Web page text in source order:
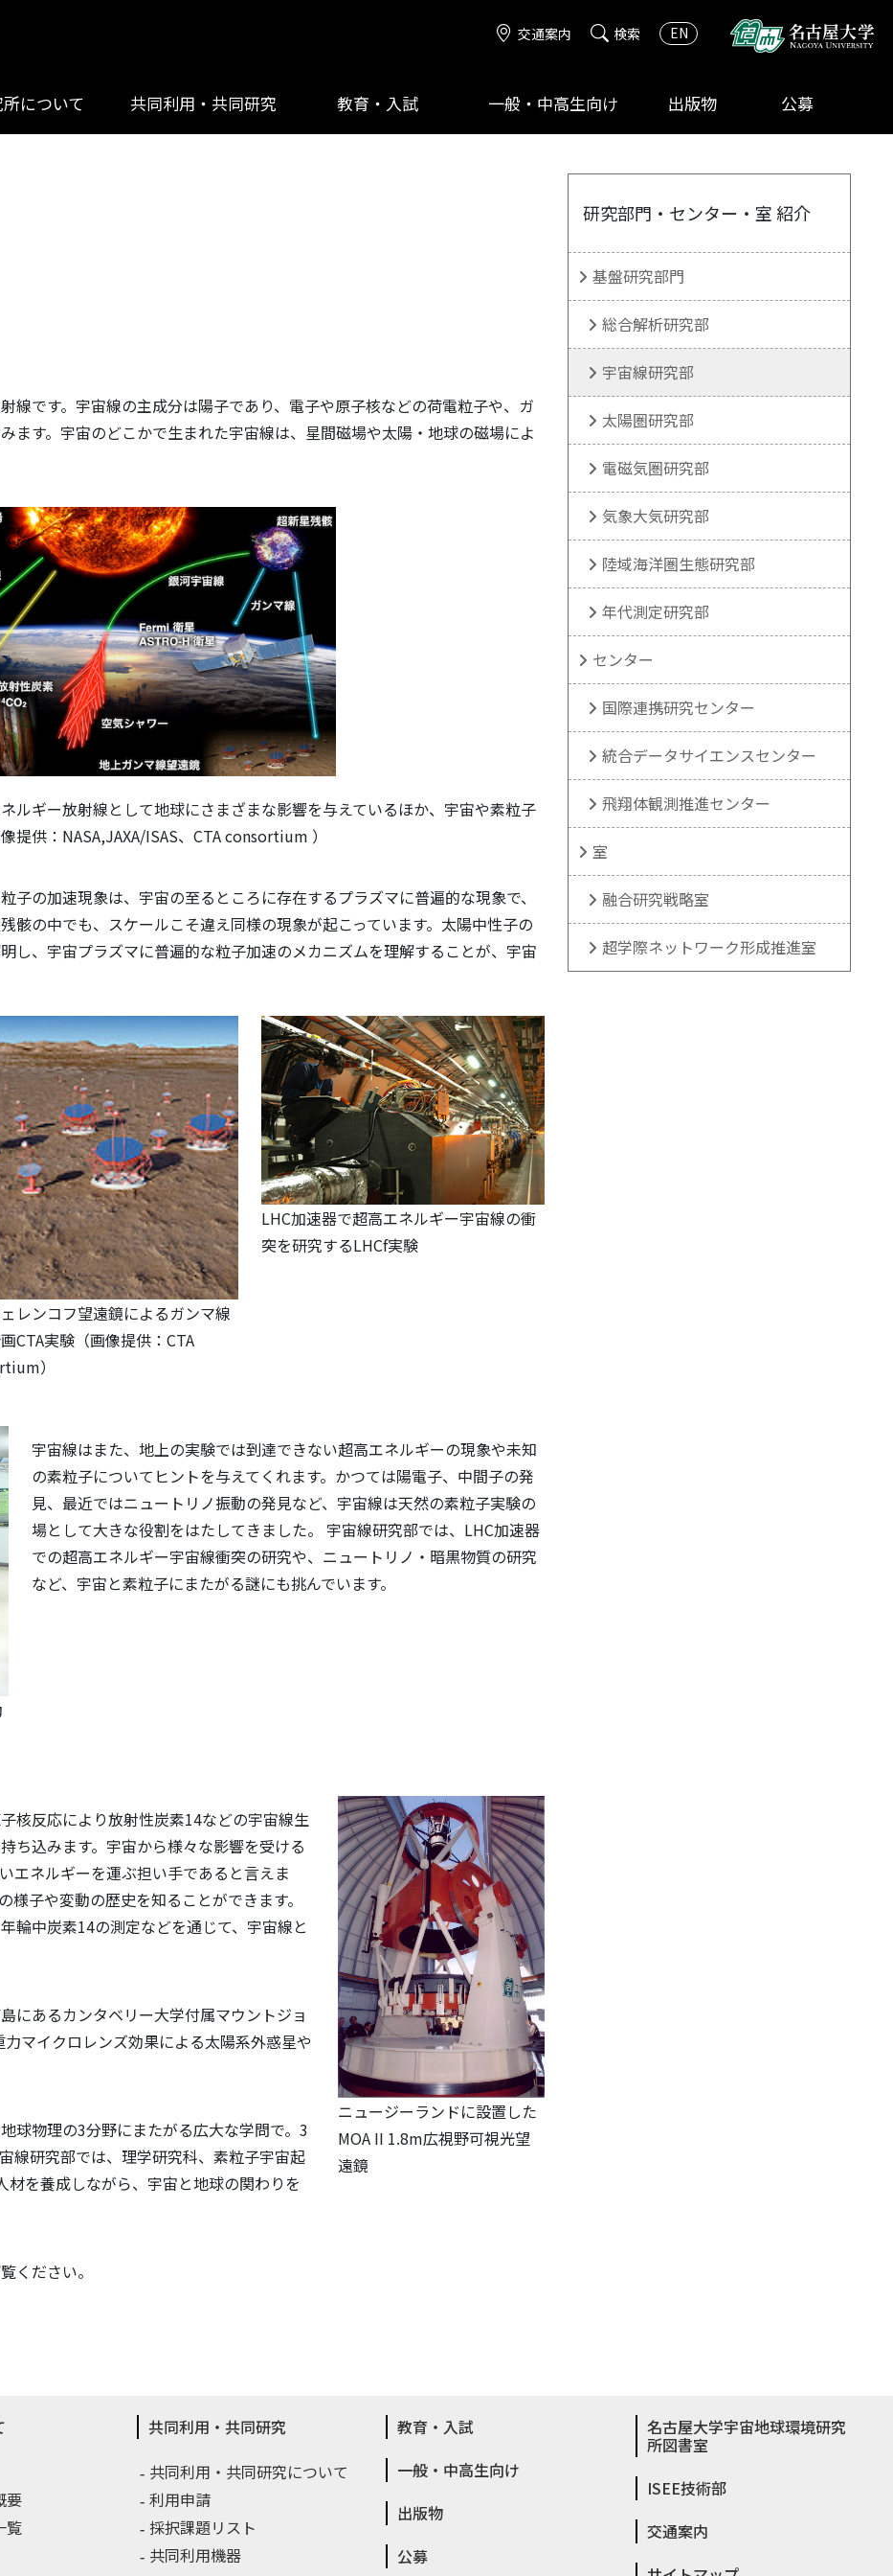
交通案内 検索 EN
について 共同利用・共同研究 教育・入試 一般・中高生向け 出版物 公募
線です。宇宙線の主成分は陽子であり、電子や原子核などの荷電粒子や、ガ
ます。宇宙のどこかで生まれた宇宙線は、星間磁場や太陽・地球の磁場によ
ルギー放射線として地球にさまざまな影響を与えているほか、宇宙や素粒子
供：NASA,JAXA/ISAS、CTA consortium ）
の加速現象は、宇宙の至るところに存在するプラズマに普遍的な現象で、
骸の中でも、スケールこそ違え同様の現象が起こっています。太陽中性子の
し、宇宙プラズマに普遍的な粒子加速のメカニズムを理解することが、宇宙
レンコフ望遠鏡によるガンマ線
CTA実験（画像提供：CTA
）
LHC加速器で超高エネルギー宇宙線の衝
突を研究するLHCf実験
宇宙線はまた、地上の実験では到達できない超高エネルギーの現象や未知
の素粒子についてヒントを与えてくれます。かつては陽電子、中間子の発
見、最近ではニュートリノ振動の発見など、宇宙線は天然の素粒子実験の
場として大きな役割をはたしてきました。 宇宙線研究部では、LHC加速器
での超高エネルギー宇宙線衝突の研究や、ニュートリノ・暗黒物質の研究
など、宇宙と素粒子にまたがる謎にも挑んでいます。
核反応により放射性炭素14などの宇宙線生
ち込みます。宇宙から様々な影響を受ける
エネルギーを運ぶ担い手であると言えま
子や変動の歴史を知ることができます。
輪中炭素14の測定などを通じて、宇宙線と
にあるカンタベリー大学付属マウントジョ
マイクロレンズ効果による太陽系外惑星や
球物理の3分野にまたがる広大な学問で。3
線研究部では、理学研究科、素粒子宇宙起
を養成しながら、宇宙と地球の関わりを
ください。
ニュージーランドに設置した
MOA II 1.8m広視野可視光望
遠鏡
研究部門・センター・室 紹介
基盤研究部門
総合解析研究部
宇宙線研究部
太陽圏研究部
電磁気圏研究部
気象大気研究部
陸域海洋圏生態研究部
年代測定研究部
センター
国際連携研究センター
統合データサイエンスセンター
飛翔体観測推進センター
室
融合研究戦略室
超学際ネットワーク形成推進室
要
覧
共同利用・共同研究
共同利用・共同研究について
利用申請
採択課題リスト
共同利用機器
教育・入試
一般・中高生向け
出版物
公募
名古屋大学宇宙地球環境研究
所図書室
ISEE技術部
交通案内